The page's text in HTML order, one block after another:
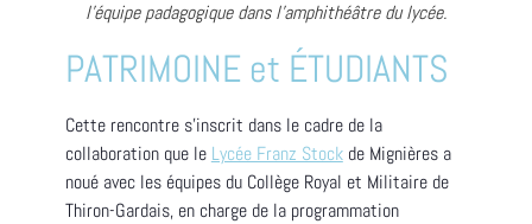
l'équipe padagogique dans l'amphithéâtre du lycée.
PATRIMOINE et ÉTUDIANTS
Cette rencontre s’inscrit dans le cadre de la
collaboration que le Lycée Franz Stockde Mignières a
noué avec les équipes du Collège Royal et Militaire de
Thiron-Gardais, en charge de la programmation